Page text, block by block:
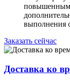
повышенным
выполнения
Заказать сейчас
Доставка ко